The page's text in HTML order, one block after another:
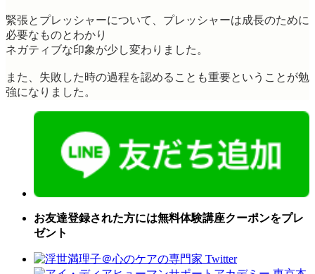
緊張とプレッシャーについて、プレッシャーは成長のために
必要なものとわかり
ネガティブな印象が少し変わりました。
また、失敗した時の過程を認めることも重要ということが勉
強になりました。
お友達登録された方には無料体験講座クーポンをプレ
ゼント